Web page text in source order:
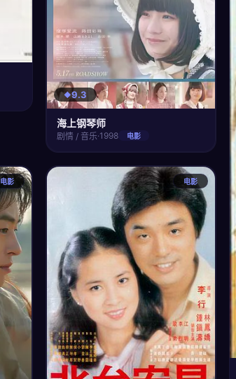
9.3
海上钢琴师
剧情 / 音乐·1998 电影
电影 电影